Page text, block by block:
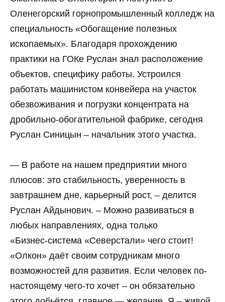
Оленегорский горнопромышленный колледж на
специальность «Обогащение полезных
ископаемых». Благодаря прохождению
практики на ГОКе Руслан знал расположение
объектов, специфику работы. Устроился
работать машинистом конвейера на участок
обезвоживания и погрузки концентрата на
дробильно-обогатительной фабрике, сегодня
Руслан Синицын – начальник этого участка.
— В работе на нашем предприятии много
плюсов: это стабильность, уверенность в
завтрашнем дне, карьерный рост, – делится
Руслан Айдынович. – Можно развиваться в
любых направлениях, одна только
«Бизнес-система «Северстали» чего стоит!
«Олкон» даёт своим сотрудникам много
возможностей для развития. Если человек по-
настоящему чего-то хочет – он обязательно